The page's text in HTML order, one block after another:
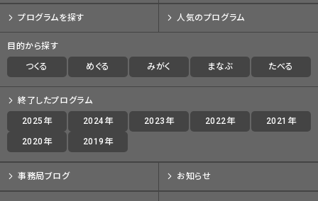
プログラムを探す 人気のプログラム
目的から探す
つくる めぐる みがく まなぶ たべる
終了したプログラム
2025年 2024年 2023年 2022年 2021年
2020年 2019年
事務局ブログ お知らせ